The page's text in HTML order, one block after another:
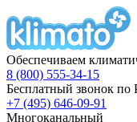
Обеспечиваем
8 (800) 555-34-15
Бесплатный звонок по
+7 (495) 646-09-91
Многоканальный